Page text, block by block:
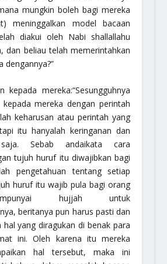
mungkin boleh bagi mereka
meninggalkan model bacaan
diakui oleh Nabi shallallahu
, dan beliau telah memerintahkan
dengannya?”
kepada mereka:“Sesungguhnya
mereka dengan perintah
keharusan atau perintah yang
itu hanyalah keringanan dan
Sebab andaikata cara
tujuh huruf itu diwajibkan bagi
pengetahuan tentang setiap
huruf itu wajib pula bagi orang
hujjah untuk
beritanya pun harus pasti dan
yang diragukan di benak para
ini. Oleh karena itu mereka
hal tersebut, maka ini